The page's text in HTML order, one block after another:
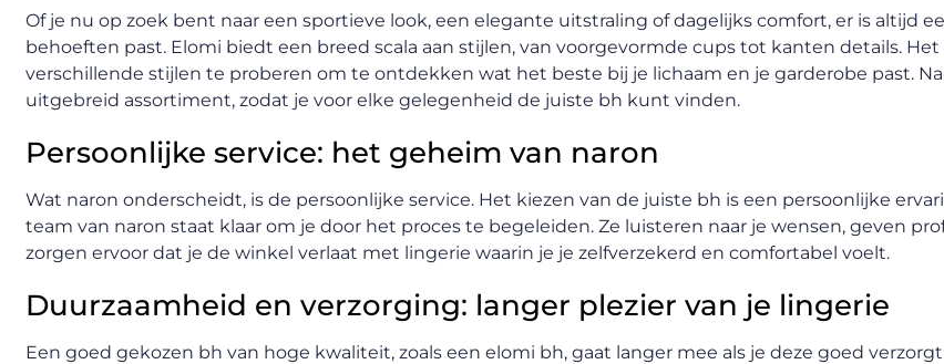
Of je nu op zoek bent naar een sportieve look, een elegante uitstraling of dagelijks comfort, er is altijd
behoeften past. Elomi biedt een breed scala aan stijlen, van voorgevormde cups tot kanten details.
verschillende stijlen te proberen om te ontdekken wat het beste bij je lichaam en je garderobe past.
uitgebreid assortiment, zodat je voor elke gelegenheid de juiste bh kunt vinden.
Persoonlijke service: het geheim van naron
Wat naron onderscheidt, is de persoonlijke service. Het kiezen van de juiste bh is een persoonlijke
team van naron staat klaar om je door het proces te begeleiden. Ze luisteren naar je wensen, geven
zorgen ervoor dat je de winkel verlaat met lingerie waarin je je zelfverzekerd en comfortabel voelt.
Duurzaamheid en verzorging: langer plezier van je lingerie
Een goed gekozen bh van hoge kwaliteit, zoals een elomi bh, gaat langer mee als je deze goed